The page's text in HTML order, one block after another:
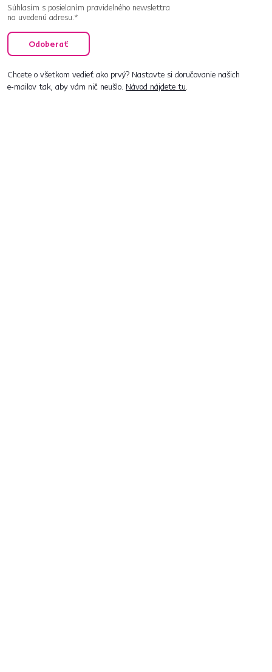
Súhlasím s posielaním pravidelného newslettra
na uvedenú adresu.*
Odoberať
Chcete o všetkom vedieť ako prvý? Nastavte si doručovanie našich
e‑mailov tak, aby vám nič neušlo. Návod nájdete tu.